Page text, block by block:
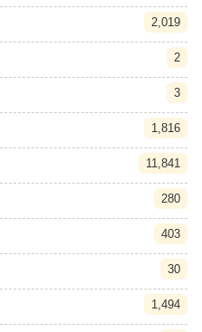
2,019
2
3
1,816
11,841
280
403
30
1,494